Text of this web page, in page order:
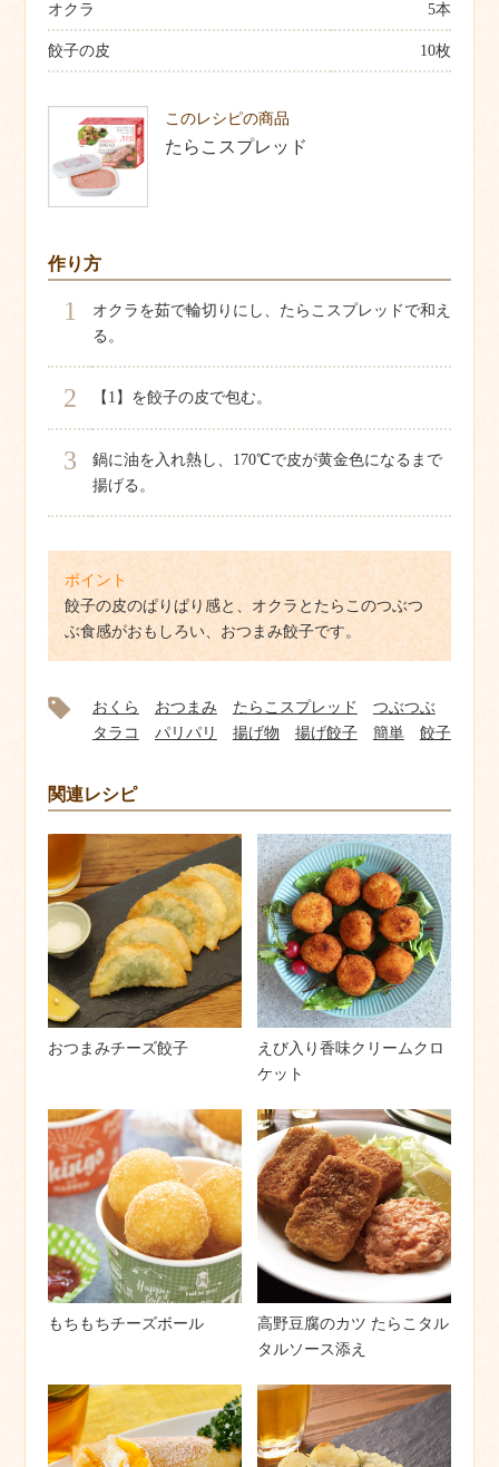
オクラ 5本
餃子の皮 10枚
このレシピの商品
たらこスプレッド
作り方
1
オクラを茹で輪切りにし、たらこスプレッドで和え
る。
2 【1】を餃子の皮で包む。
3
鍋に油を入れ熱し、170℃で皮が黄金色になるまで
揚げる。
ポイント
餃子の皮のぱりぱり感と、オクラとたらこのつぶつ
ぶ食感がおもしろい、おつまみ餃子です。
おくら おつまみ たらこスプレッド
つぶつぶ
タラコ
パリパリ 揚げ物 揚げ餃子 簡単 餃子
関連レシピ
おつまみチーズ餃子
えび入り香味クリームクロ
ケット
もちもちチーズボール
高野豆腐のカツ たらこタル
タルソース添え